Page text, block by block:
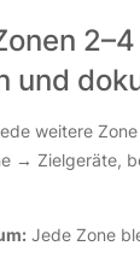
und
weitere
→ Zielgeräte,
Jede Zone